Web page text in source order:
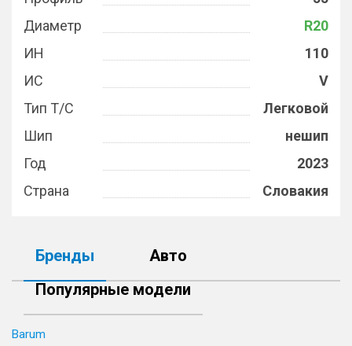
Диаметр
R20
ИН
110
ИС
V
Тип Т/С
Легковой
Шип
нешип
Год
2023
Страна
Словакия
Бренды
Авто
Популярные модели
Barum